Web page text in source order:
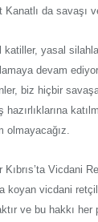
Kanatlı da savaşı
katiller, yasal
devam
biz hiçbir
hazırlıklarına
olmayacağız.
Kıbrıs’ta Vicdani
koyan vicdani
ve bu hakkı